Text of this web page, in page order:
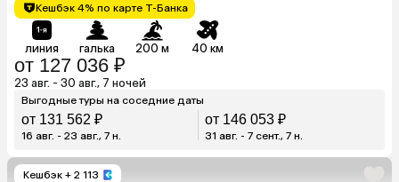
Кешбэк 4% по карте Т-Банка
линия галька 200 м 40 км
от 127 036 ₽
23 авг. - 30 авг., 7 ночей
Выгодные туры на соседние даты
от 131 562 ₽
16 авг. - 23 авг., 7 н.
от 146 053 ₽
31 авг. - 7 сент., 7 н.
Кешбэк + 2 113